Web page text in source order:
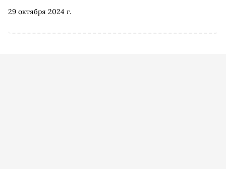
29 октября 2024 г.
конфигурации, по какой причине рислинг чаще